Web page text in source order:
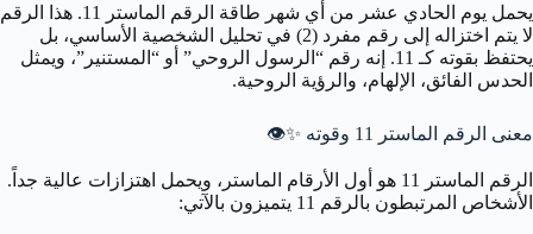
يحمل يوم الحادي عشر من أي شهر طاقة الرقم الماستر 11. هذا الرقم
لا يتم اختزاله إلى رقم مفرد (2) في تحليل الشخصية الأساسي، بل
يحتفظ بقوته كـ 11. إنه رقم “الرسول الروحي” أو “المستنير”، ويمثل
الحدس الفائق، الإلهام، والرؤية الروحية.
معنى الرقم الماستر 11 وقوته ✨👁️
الرقم الماستر 11 هو أول الأرقام الماستر، ويحمل اهتزازات عالية جداً.
الأشخاص المرتبطون بالرقم 11 يتميزون بالآتي: